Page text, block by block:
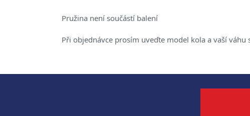
Pružina není součástí balení
Při objednávce prosím uveďte model kola a vaší váhu